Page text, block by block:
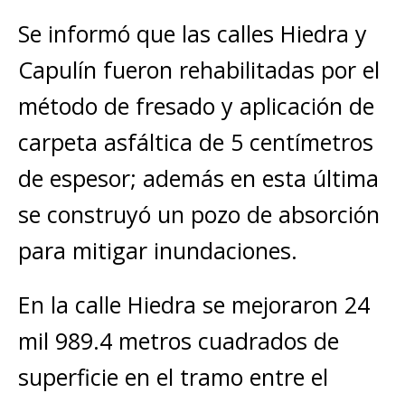
Se informó que las calles Hiedra y
Capulín fueron rehabilitadas por el
método de fresado y aplicación de
carpeta asfáltica de 5 centímetros
de espesor; además en esta última
se construyó un pozo de absorción
para mitigar inundaciones.
En la calle Hiedra se mejoraron 24
mil 989.4 metros cuadrados de
superficie en el tramo entre el